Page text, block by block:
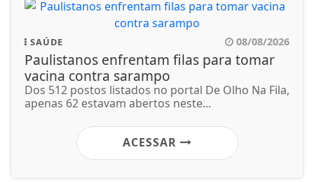
SAÚDE 08/08/2026
Paulistanos enfrentam filas para tomar
vacina contra sarampo
Dos 512 postos listados no portal De Olho Na Fila,
apenas 62 estavam abertos neste...
ACESSAR